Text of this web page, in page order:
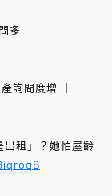
多 ｜
詢問度增 ｜
租」？她怕屋齡